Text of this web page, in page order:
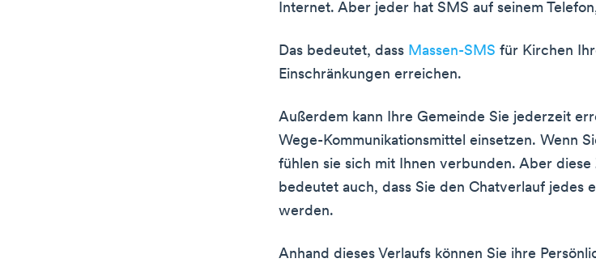
Internet. Aber jeder hat SMS auf seinem
Das bedeutet, dass Massen-SMS für Kirchen
Einschränkungen erreichen.
Außerdem kann Ihre Gemeinde Sie jederzeit
Wege-Kommunikationsmittel einsetzen. Wenn
fühlen sie sich mit Ihnen verbunden. Aber
bedeutet auch, dass Sie den Chatverlauf jedes
werden.
Anhand dieses Verlaufs können Sie ihre